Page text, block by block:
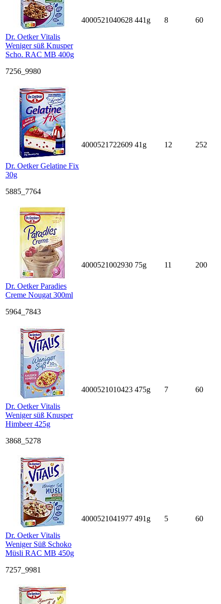
Dr. Oetker Vitalis
Weniger süß Knusper
Scho. RAC MB 400g
7256_9980
4000521040628 441g 8 60
Dr. Oetker Gelatine Fix
30g
5885_7764
4000521722609 41g 12 252
Dr. Oetker Paradies
Creme Nougat 300ml
5964_7843
4000521002930 75g 11 200
Dr. Oetker Vitalis
Weniger süß Knusper
Himbeer 425g
3868_5278
4000521010423 475g 7 60
Dr. Oetker Vitalis
Weniger Süß Schoko
Müsli RAC MB 450g
7257_9981
4000521041977 491g 5 60